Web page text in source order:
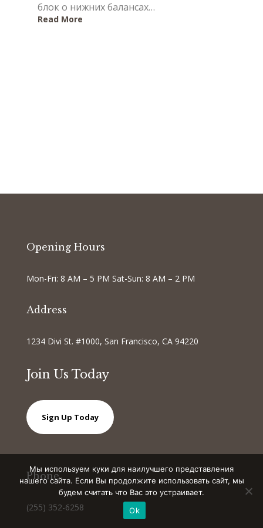
блок о нижних балансах…
Read More
Opening Hours
Mon-Fri: 8 AM – 5 PM Sat-Sun: 8 AM – 2 PM
Address
1234 Divi St. #1000, San Francisco, CA 94220
Join Us Today
Sign Up Today
Phone
(255) 352-6258
Мы используем куки для наилучшего представления
нашего сайта. Если Вы продолжите использовать сайт, мы
будем считать что Вас это устраивает.
Ok